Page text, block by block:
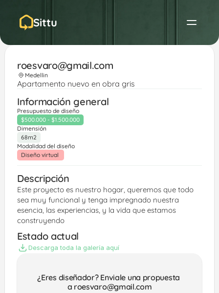
Sittu
roesvaro@gmail.com
Medellin
Apartamento nuevo en obra gris
Información general
Presupuesto de diseño
$500.000 - $1.500.000
Dimensión
68m2
Modalidad del diseño
Diseño virtual
Descripción
Este proyecto es nuestro hogar, queremos que todo
sea muy funcional y tenga impregnado nuestra
esencia, las experiencias, y la vida que estamos
construyendo
Estado actual
Descarga toda la galería aquí
¿Eres diseñador? Enviale una propuesta
a roesvaro@gmail.com